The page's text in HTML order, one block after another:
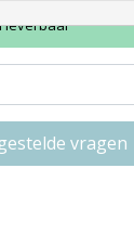
leverbaar
vragen